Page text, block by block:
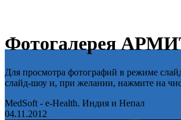
Фотогалерея
Для просмотра фотографий в режиме
слайд-шоу и, при желании, нажмите на
MedSoft - e-Health. Индия и Непал
04.11.2012